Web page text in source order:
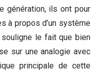
génération, ils ont pour
à propos d’un système
le fait que bien
sur une analogie avec
principale de cette